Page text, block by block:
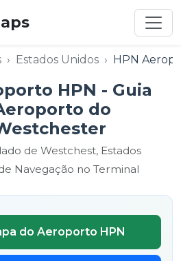
Estados Unidos HPN
HPN - Guia
do
de Westchest, Estados
Navegação no Terminal
do Aeroporto HPN